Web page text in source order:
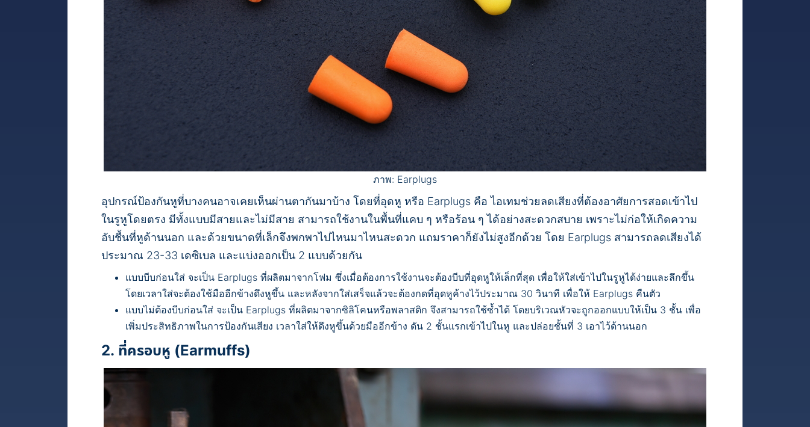
ภาพ: Earplugs
อุปกรณ์ป้องกันหูที่บางคนอาจเคยเห็นผ่านตากันมาบ้าง โดยที่อุดหู หรือ Earplugs คือ ไอเทมช่วยลดเสียงที่ต้องอาศัยการสอดเข้าไป
ในรูหูโดยตรง มีทั้งแบบมีสายและไม่มีสาย สามารถใช้งานในพื้นที่แคบ ๆ หรือร้อน ๆ ได้อย่างสะดวกสบาย เพราะไม่ก่อให้เกิดความ
อับชื้นที่หูด้านนอก และด้วยขนาดที่เล็กจึงพกพาไปไหนมาไหนสะดวก แถมราคาก็ยังไม่สูงอีกด้วย โดย Earplugs สามารถลดเสียงได้
ประมาณ 23-33 เดซิเบล และแบ่งออกเป็น 2 แบบด้วยกัน
แบบบีบก่อนใส่ จะเป็น Earplugs ที่ผลิตมาจากโฟม ซึ่งเมื่อต้องการใช้งานจะต้องบีบที่อุดหูให้เล็กที่สุด เพื่อให้ใส่เข้าไปในรูหูได้ง่ายและลึกขึ้น
โดยเวลาใส่จะต้องใช้มืออีกข้างดึงหูขึ้น และหลังจากใส่เสร็จแล้วจะต้องกดที่อุดหูค้างไว้ประมาณ 30 วินาที เพื่อให้ Earplugs คืนตัว
แบบไม่ต้องบีบก่อนใส่ จะเป็น Earplugs ที่ผลิตมาจากซิลิโคนหรือพลาสติก จึงสามารถใช้ซ้ำได้ โดยบริเวณหัวจะถูกออกแบบให้เป็น 3 ชั้น เพื่อ
เพิ่มประสิทธิภาพในการป้องกันเสียง เวลาใส่ให้ดึงหูขึ้นด้วยมืออีกข้าง ดัน 2 ชั้นแรกเข้าไปในหู และปล่อยชั้นที่ 3 เอาไว้ด้านนอก
2. ที่ครอบหู (Earmuffs)